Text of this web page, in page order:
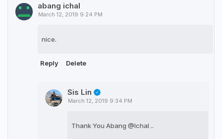
abang ichal
March 12, 2019 9:24 PM
nice.
Reply Delete
Sis Lin
March 12, 2019 9:34 PM
Thank You Abang @Ichal ..